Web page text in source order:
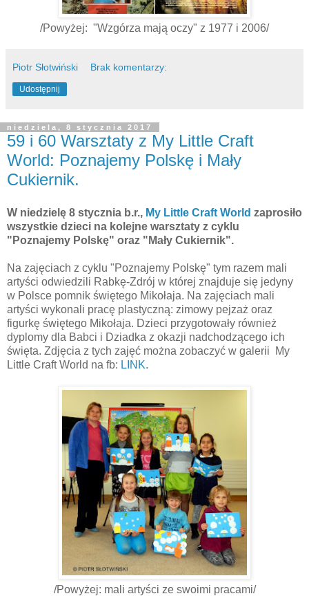
/Powyżej: "Wzgórza mają oczy" z 1977 i 2006/
Piotr Słotwiński Brak komentarzy:
Udostępnij
niedziela, 8 stycznia 2017
59 i 60 Warsztaty z My Little Craft
World: Poznajemy Polskę i Mały
Cukiernik.
W niedzielę 8 stycznia b.r., My Little Craft World zaprosiło
wszystkie dzieci na kolejne warsztaty z cyklu
"Poznajemy Polskę" oraz "Mały Cukiernik".
Na zajęciach z cyklu "Poznajemy Polskę" tym razem mali
artyści odwiedzili Rabkę-Zdrój w której znajduje się jedyny
w Polsce pomnik świętego Mikołaja. Na zajęciach mali
artyści wykonali pracę plastyczną: zimowy pejzaż oraz
figurkę świętego Mikołaja. Dzieci przygotowały również
dyplomy dla Babci i Dziadka z okazji nadchodzącego ich
święta. Zdjęcia z tych zajęć można zobaczyć w galerii My
Little Craft World na fb: LINK.
/Powyżej: mali artyści ze swoimi pracami/